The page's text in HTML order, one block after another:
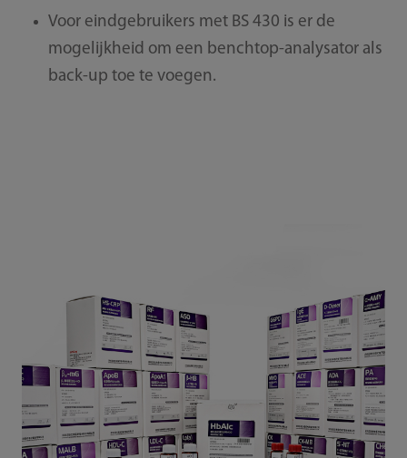
Voor eindgebruikers met BS 430 is er de
mogelijkheid om een benchtop-analysator als
back-up toe te voegen.